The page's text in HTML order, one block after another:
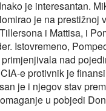
je interesantan.
je na
i Mattisa, i
Istovremeno,
nad
e protivnik je
je i njegov stav
u pobjedi